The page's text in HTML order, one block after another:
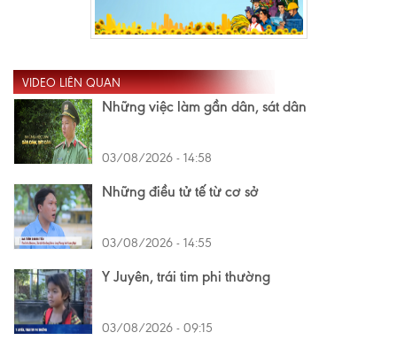
VIDEO LIÊN QUAN
Những việc làm gần dân, sát dân
03/08/2026 - 14:58
Những điều tử tế từ cơ sở
03/08/2026 - 14:55
Y Juyên, trái tim phi thường
03/08/2026 - 09:15